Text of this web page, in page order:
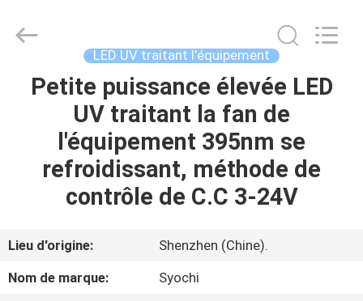
MAISON
PRODUITS
DE
NOUS
Syochi
Electronics
Reserved.
LED UV traitant l'équipement
Petite puissance élevée LED
UV traitant la fan de
l'équipement 395nm se
refroidissant, méthode de
contrôle de C.C 3-24V
Lieu d'origine:
Shenzhen (Chine).
Nom de marque:
Syochi